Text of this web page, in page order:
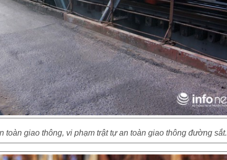
toàn giao thông, vi phạm trật tự an toàn giao thông đường sắt.